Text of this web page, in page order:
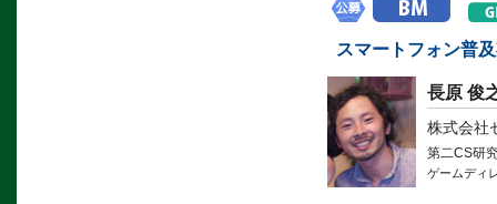
スマートフォン普
長原 俊
株式会社
第二CS研
ゲームディ